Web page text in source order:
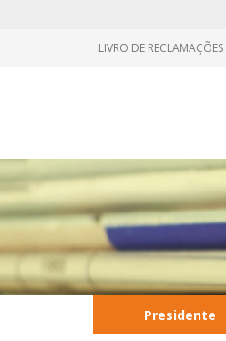
LIVRO DE RECLAMAÇÕES
Presidente